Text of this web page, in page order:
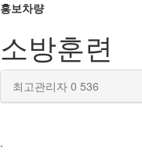
홍보차량
소방훈련
최고관리자 0 536
.